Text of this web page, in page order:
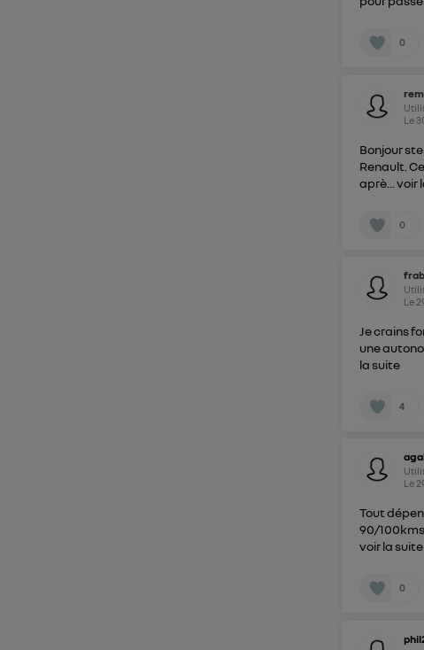
0
Le
Bonjour
Renault.
aprè...voir
0
Le
Je crains
une
la suite
4
Le
Tout
90/100kms
voir la suite
0